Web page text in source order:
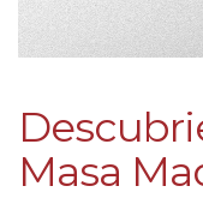
Masa